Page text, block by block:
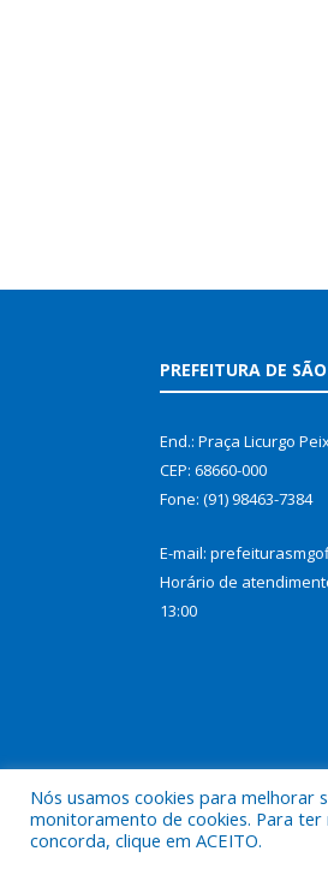
PREFEITURA DE
End.: Praça Licurgo
CEP: 68660-000
Fone: (91) 98463-7384
E-mail:
Horário de
13:00
Nós usamos cookies para melhorar
monitoramento de cookies. Para ter
concorda, clique em ACEITO.